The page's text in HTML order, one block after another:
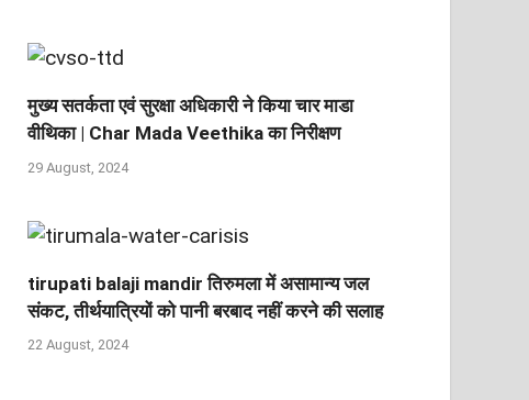
मुख्य सतर्कता एवं सुरक्षा अधिकारी ने किया चार माडा
वीथिका | Char Mada Veethika का निरीक्षण
29 August, 2024
tirupati balaji mandir तिरुमला में असामान्य जल
संकट, तीर्थयात्रियों को पानी बरबाद नहीं करने की सलाह
22 August, 2024